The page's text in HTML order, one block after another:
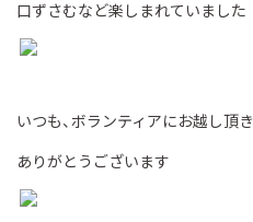
口ずさむなど楽しまれていました
いつも、ボランティアにお越し頂き
ありがとうございます